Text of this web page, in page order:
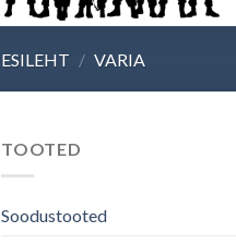
ESILEHT / VARIA
TOOTED
Soodustooted